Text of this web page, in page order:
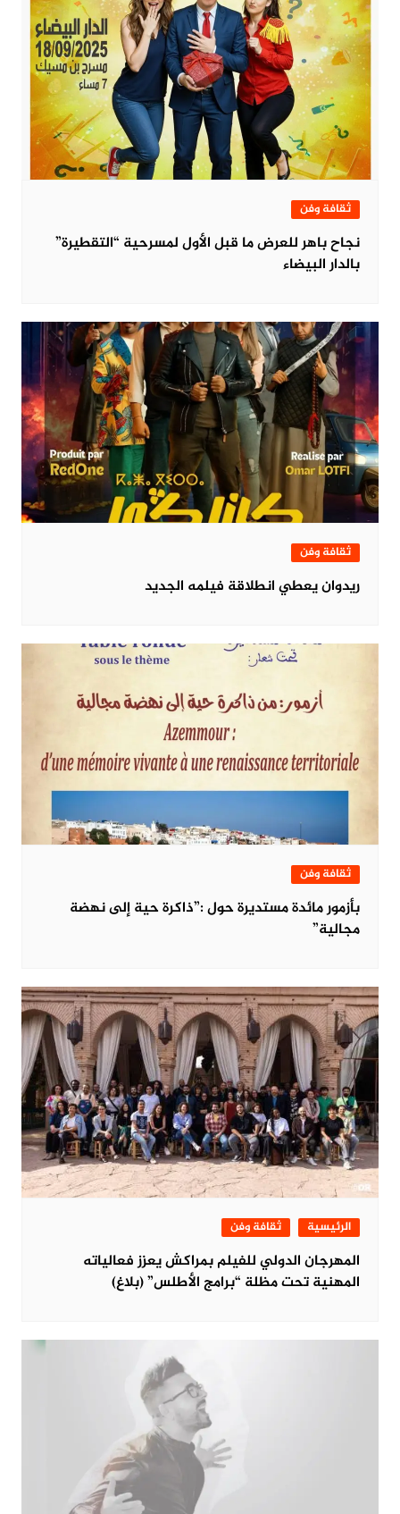
ثقافة وفن
نجاح باهر للعرض ما قبل الأول لمسرحية “التقطيرة”
بالدار البيضاء
ثقافة وفن
ريدوان يعطي انطلاقة فيلمه الجديد
ثقافة وفن
بأزمور مائدة مستديرة حول :”ذاكرة حية إلى نهضة
مجالية”
الرئيسية ثقافة وفن
المهرجان الدولي للفيلم بمراكش يعزز فعالياته
المهنية تحت مظلة “برامج الأطلس” (بلاغ)